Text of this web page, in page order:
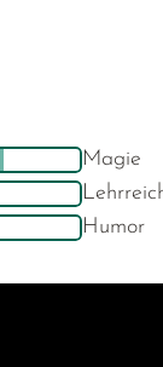
Magie
Humor